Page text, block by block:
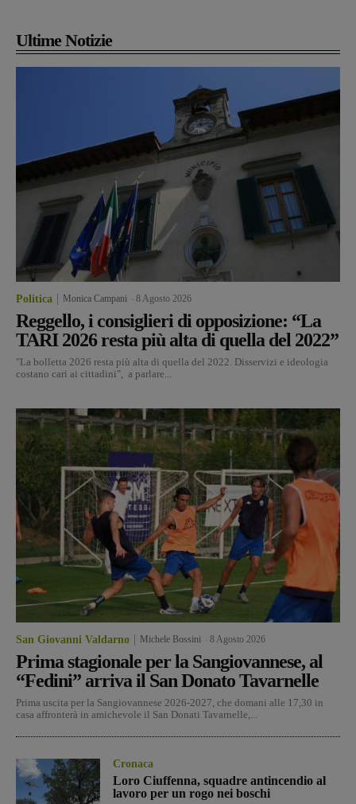
Ultime Notizie
Politica Monica Campani 8 Agosto 2026
Reggello, i consiglieri di opposizione: “La
TARI 2026 resta più alta di quella del 2022”
"La bolletta 2026 resta più alta di quella del 2022. Disservizi e ideologia
costano cari ai cittadini", a parlare...
San Giovanni Valdarno Michele Bossini 8 Agosto 2026
Prima stagionale per la Sangiovannese, al
“Fedini” arriva il San Donato Tavarnelle
Prima uscita per la Sangiovannese 2026-2027, che domani alle 17,30 in
casa affronterà in amichevole il San Donati Tavarnelle,...
Cronaca
Loro Ciuffenna, squadre antincendio al
lavoro per un rogo nei boschi